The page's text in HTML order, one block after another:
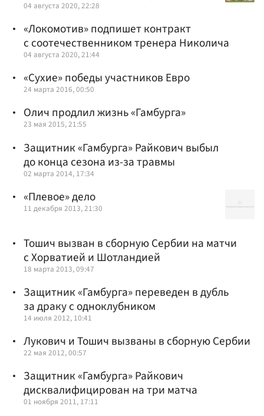
04 августа 2020, 22:28
«Локомотив» подпишет контракт
с соотечественником тренера Николича
04 августа 2020, 21:44
«Сухие» победы участников Евро
24 марта 2016, 00:50
Олич продлил жизнь «Гамбурга»
23 мая 2015, 21:55
Защитник «Гамбурга» Райкович выбыл
до конца сезона из-за травмы
02 марта 2014, 17:34
«Плевое» дело
11 декабря 2013, 21:30
Тошич вызван в сборную Сербии на матчи
с Хорватией и Шотландией
18 марта 2013, 09:47
Защитник «Гамбурга» переведен в дубль
за драку с одноклубником
14 июля 2012, 10:41
Лукович и Тошич вызваны в сборную Сербии
22 мая 2012, 00:57
Защитник «Гамбурга» Райкович
дисквалифицирован на три матча
01 ноября 2011, 17:11